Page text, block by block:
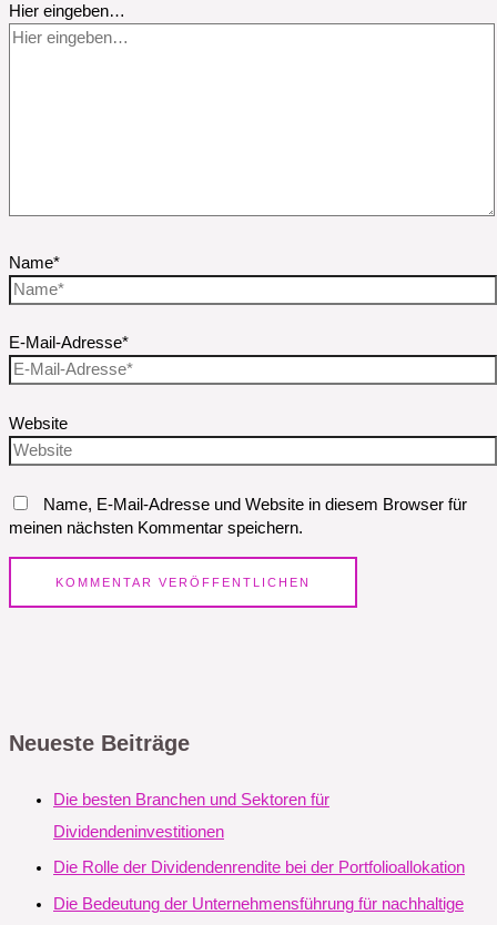
Hier eingeben…
Name*
E-Mail-Adresse*
Website
Name, E-Mail-Adresse und Website in diesem Browser für
meinen nächsten Kommentar speichern.
Neueste Beiträge
Die besten Branchen und Sektoren für
Dividendeninvestitionen
Die Rolle der Dividendenrendite bei der Portfolioallokation
Die Bedeutung der Unternehmensführung für nachhaltige